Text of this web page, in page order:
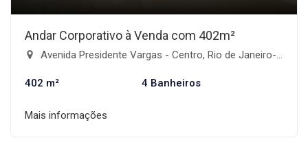
Andar Corporativo à Venda com 402m²
Avenida Presidente Vargas - Centro, Rio de Janeiro-RJ
402 m² 4 Banheiros
Mais informações